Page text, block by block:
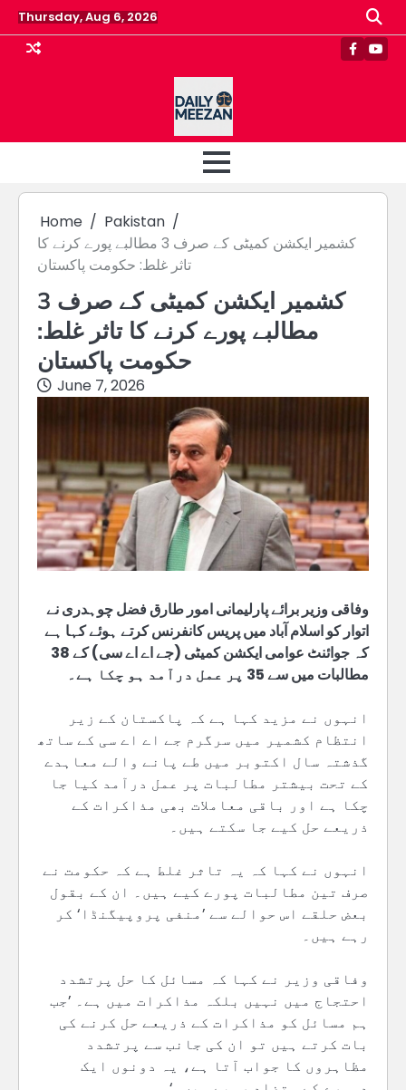
Skip
to
content
Thursday, Aug 6, 2026
Home
Pakistan
کشمیر ایکشن کمیٹی کے صرف 3 مطالبے پورے کرنے کا
تاثر غلط: حکومت پاکستان
کشمیر ایکشن کمیٹی کے صرف 3
مطالبے پورے کرنے کا تاثر غلط:
حکومت پاکستان
June 7, 2026
وفاقی وزیر برائے پارلیمانی امور طارق فضل چوہدری نے
اتوار کو اسلام آباد میں پریس کانفرنس کرتے ہوئے کہا ہے
کہ جوائنٹ عوامی ایکشن کمیٹی (جے اے اے سی) کے 38
مطالبات میں سے 35 پر عمل درآمد ہو چکا ہے۔
انہوں نے مزید کہا ہے کہ پاکستان کے زیر
انتظام کشمیر میں سرگرم جے اے اے سی کے ساتھ
گذشتہ سال اکتوبر میں طے پانے والے معاہدے
کے تحت بیشتر مطالبات پر عمل درآمد کیا جا
چکا ہے اور باقی معاملات بھی مذاکرات کے
ذریعے حل کیے جا سکتے ہیں۔
انہوں نے کہا کہ یہ تاثر غلط ہے کہ حکومت نے
صرف تین مطالبات پورے کیے ہیں۔ ان کے بقول
بعض حلقے اس حوالے سے ’منفی پروپیگنڈا‘ کر
رہے ہیں۔
وفاقی وزیر نے کہا کہ مسائل کا حل پرتشدد
احتجاج میں نہیں بلکہ مذاکرات میں ہے۔ ’جب
ہم مسائل کو مذاکرات کے ذریعے حل کرنے کی
بات کرتے ہیں تو ان کی جانب سے پرتشدد
مظاہروں کا جواب آتا ہے، یہ دونوں ایک